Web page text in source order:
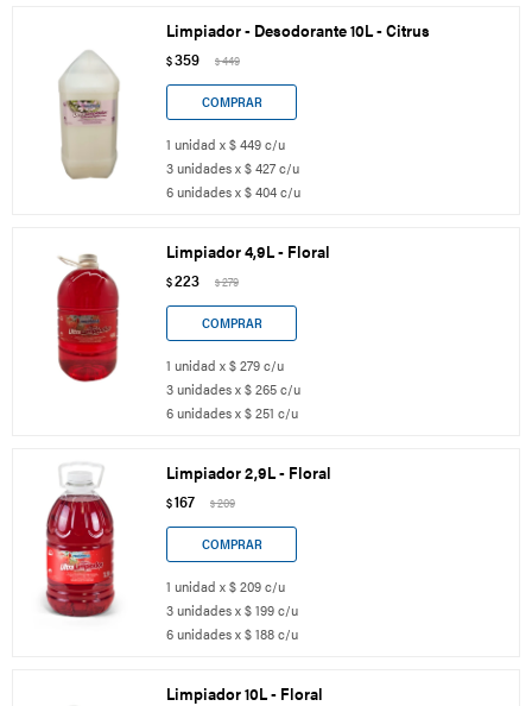
Limpiador - Desodorante 10L - Citrus
$359 $449
1 unidad x $ 449 c/u
3 unidades x $ 427 c/u
6 unidades x $ 404 c/u
Limpiador 4,9L - Floral
$223 $279
1 unidad x $ 279 c/u
3 unidades x $ 265 c/u
6 unidades x $ 251 c/u
Limpiador 2,9L - Floral
$167 $209
1 unidad x $ 209 c/u
3 unidades x $ 199 c/u
6 unidades x $ 188 c/u
Limpiador 10L - Floral